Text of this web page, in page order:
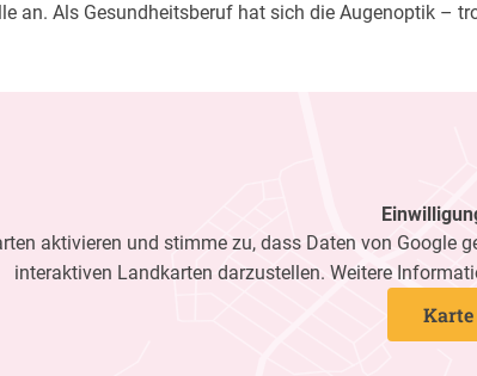
an. Als Gesundheitsberuf hat sich die Augenoptik –
aktivieren und stimme zu, dass Daten von
interaktiven Landkarten darzustellen. Weitere
Karte